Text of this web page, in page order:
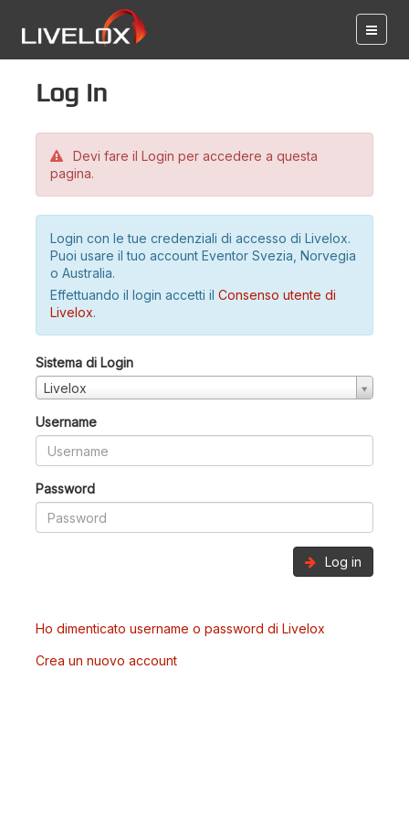
Log in
Devi fare il Login per accedere a questa
pagina.
Login con le tue credenziali di accesso di Livelox.
Puoi usare il tuo account Eventor Svezia, Norvegia
o Australia.
Effettuando il login accetti il Consenso utente di
Livelox.
Sistema di Login
Livelox
Username
Password
Log in
Ho dimenticato username o password di Livelox
Crea un nuovo account